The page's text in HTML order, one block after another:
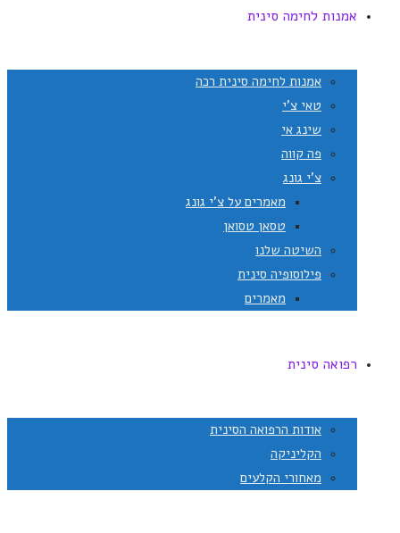
אמנות לחימה סינית
אמנות לחימה סינית רכה
טאי צ'י
שינג אי
פה קווה
צ'י גונג
מאמרים על צ'י גונג
טסאן טסואן
השיטה שלנו
פילוסופיה סינית
מאמרים
רפואה סינית
אודות הרפואה הסינית
הקליניקה
מאחורי הקלעים